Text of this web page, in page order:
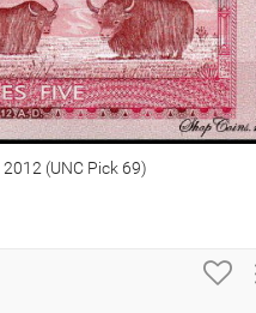
(UNC Pick 69)